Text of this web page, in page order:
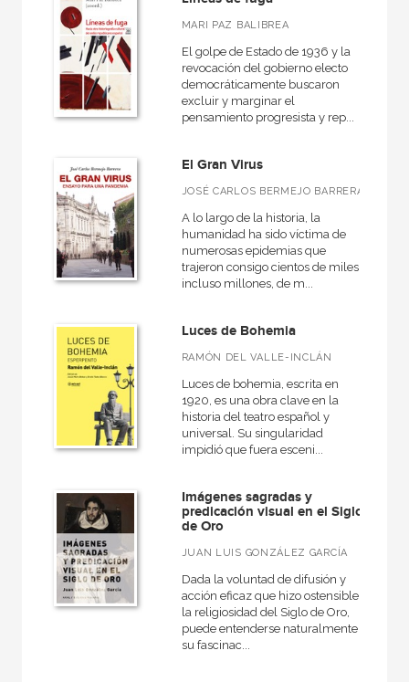
A fondo
Anverso
Arqueología
Arte y estética
Básica de bolsillo
Caprichos
Ciencias Sociales
Clásicos latinos medievales y renacentistas
El pasado legendario
Estudios visuales
Fuera de colección - Akal
Fuera de colección - Istmo
Fundamentos
Historia
Historia de España
Historia del mundo
Historia del mundo contemporáneo
Historia del pensamiento y la cultura
MARI PAZ BALIBREA
El golpe de Estado de 1936 y la
revocación del gobierno electo
democráticamente buscaron
excluir y marginar el
pensamiento progresista y rep...
El Gran Virus
JOSÉ CARLOS BERMEJO BARRERA
A lo largo de la historia, la
humanidad ha sido víctima de
numerosas epidemias que
trajeron consigo cientos de miles,
incluso millones, de m...
Luces de Bohemia
RAMÓN DEL VALLE-INCLÁN
Luces de bohemia, escrita en
1920, es una obra clave en la
historia del teatro español y
universal. Su singularidad
impidió que fuera esceni...
Imágenes sagradas y
predicación visual en el Siglo
de Oro
JUAN LUIS GONZÁLEZ GARCÍA
Dada la voluntad de difusión y
acción eficaz que hizo ostensible
la religiosidad del Siglo de Oro,
puede entenderse naturalmente
su fascinac...